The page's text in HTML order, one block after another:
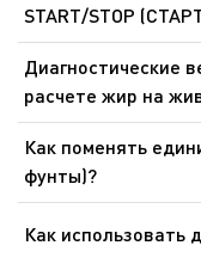
в неделю.
START/STOP
Эта функция
дисплей. Не нужно
«0». Расчет веса
Диагностические
расчете жир на
Да,
и вычитают
массы тела. Весы
в организме
Как поменять
фунты)?
В большинстве
переключатель
Как использовать